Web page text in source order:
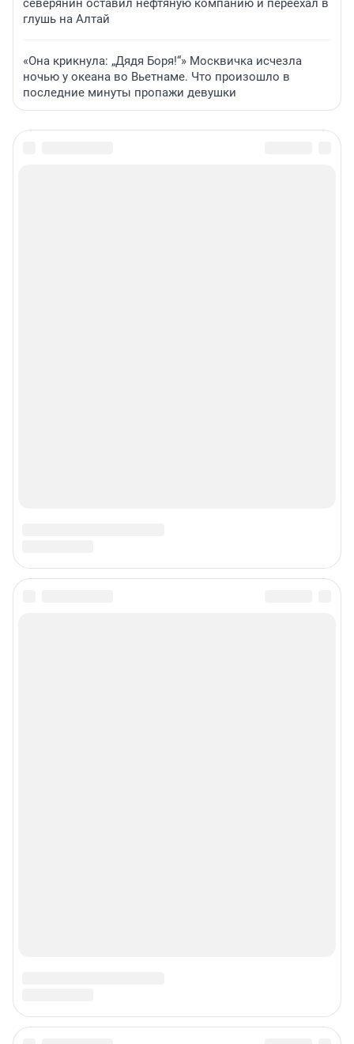
северянин оставил нефтяную компанию и переехал в
глушь на Алтай
«Она крикнула: „Дядя Боря!“» Москвичка исчезла
ночью у океана во Вьетнаме. Что произошло в
последние минуты пропажи девушки